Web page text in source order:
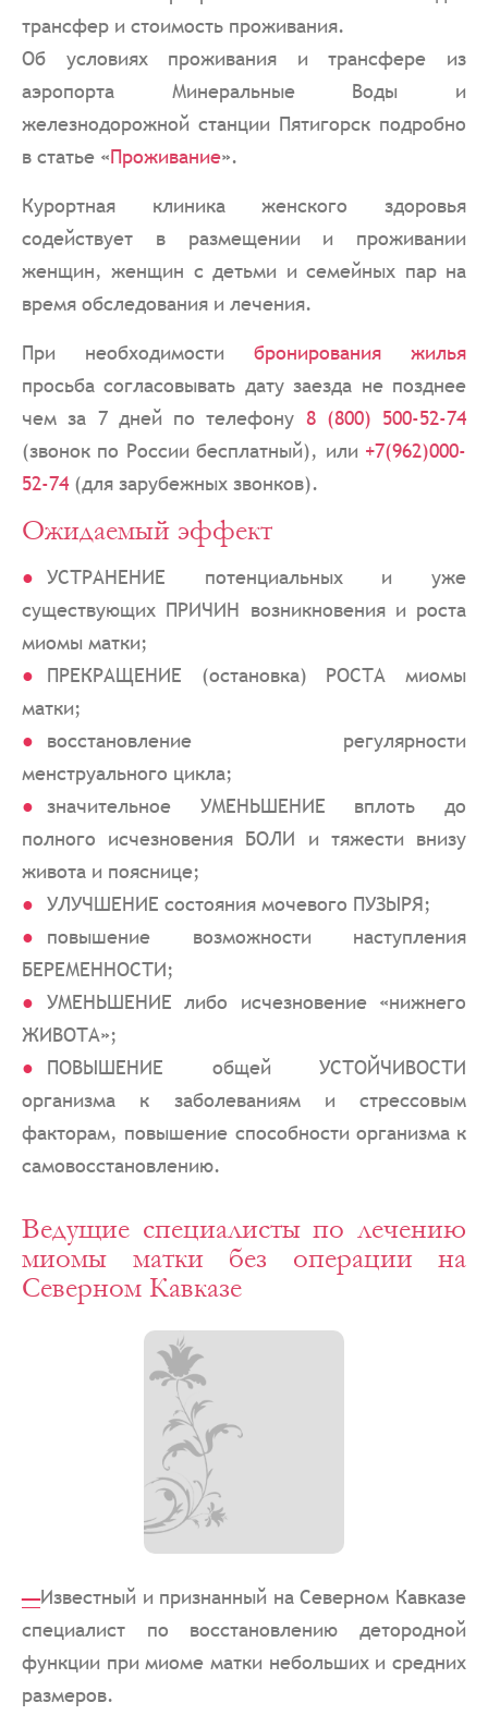
трансфер и стоимость проживания.
Об условиях проживания и трансфере из
аэропорта Минеральные Воды и
железнодорожной станции Пятигорск подробно
в статье «Проживание».
Курортная клиника женского здоровья
содействует в размещении и проживании
женщин, женщин с детьми и семейных пар на
время обследования и лечения.
При необходимости бронирования жилья
просьба согласовывать дату заезда не позднее
чем за 7 дней по телефону 8 (800) 500-52-74
(звонок по России бесплатный), или +7(962)000-
52-74 (для зарубежных звонков).
Ожидаемый эффект
УСТРАНЕНИЕ потенциальных и уже
существующих ПРИЧИН возникновения и роста
миомы матки;
ПРЕКРАЩЕНИЕ (остановка) РОСТА миомы
матки;
восстановление регулярности
менструального цикла;
значительное УМЕНЬШЕНИЕ вплоть до
полного исчезновения БОЛИ и тяжести внизу
живота и пояснице;
УЛУЧШЕНИЕ состояния мочевого ПУЗЫРЯ;
повышение возможности наступления
БЕРЕМЕННОСТИ;
УМЕНЬШЕНИЕ либо исчезновение «нижнего
ЖИВОТА»;
ПОВЫШЕНИЕ общей УСТОЙЧИВОСТИ
организма к заболеваниям и стрессовым
факторам, повышение способности организма к
самовосстановлению.
Ведущие специалисты по лечению
миомы матки без операции на
Северном Кавказе
Известный и признанный на Северном Кавказе
специалист по восстановлению детородной
функции при миоме матки небольших и средних
размеров.